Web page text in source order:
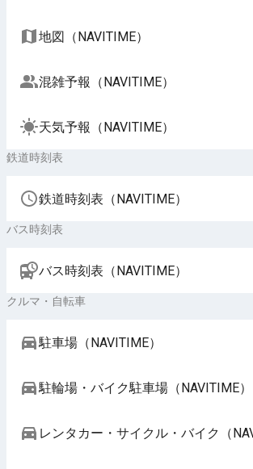
地図（NAVITIME）
混雑予報（NAVITIME）
天気予報（NAVITIME）
鉄道時刻表
鉄道時刻表（NAVITIME）
バス時刻表
バス時刻表（NAVITIME）
クルマ・自転車
駐車場（NAVITIME）
駐輪場・バイク駐車場（NAVITIME）
レンタカー・サイクル・バイク（